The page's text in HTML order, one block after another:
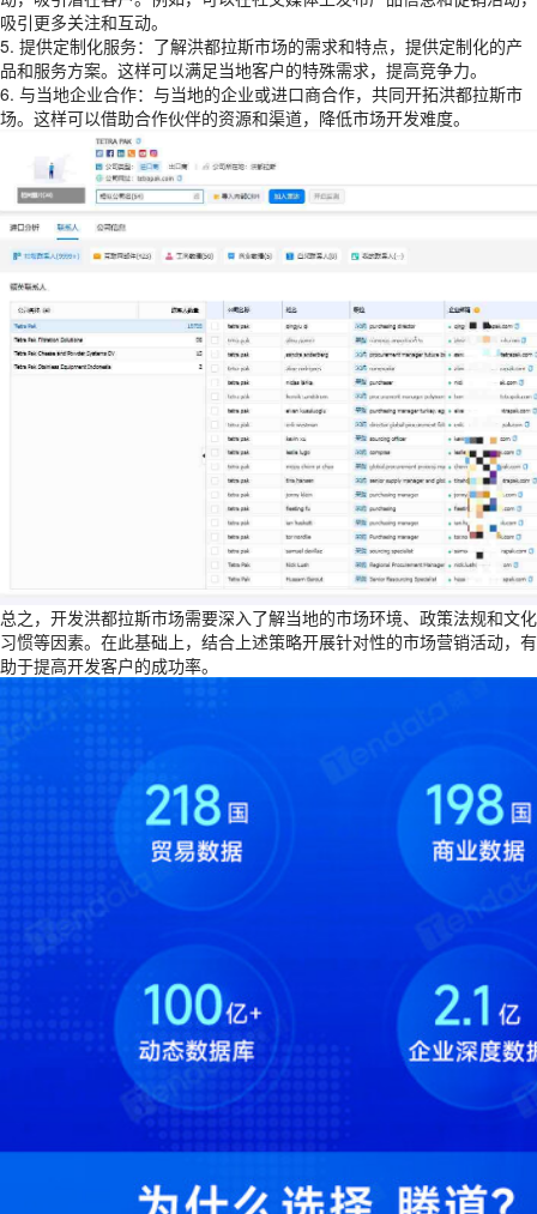
吸引更多关注和互动。
5. 提供定制化服务：了解洪都拉斯市场的需求和特点，提供定制化的产
品和服务方案。这样可以满足当地客户的特殊需求，提高竞争力。
6. 与当地企业合作：与当地的企业或进口商合作，共同开拓洪都拉斯市
场。这样可以借助合作伙伴的资源和渠道，降低市场开发难度。
总之，开发洪都拉斯市场需要深入了解当地的市场环境、政策法规和文化
习惯等因素。在此基础上，结合上述策略开展针对性的市场营销活动，有
助于提高开发客户的成功率。